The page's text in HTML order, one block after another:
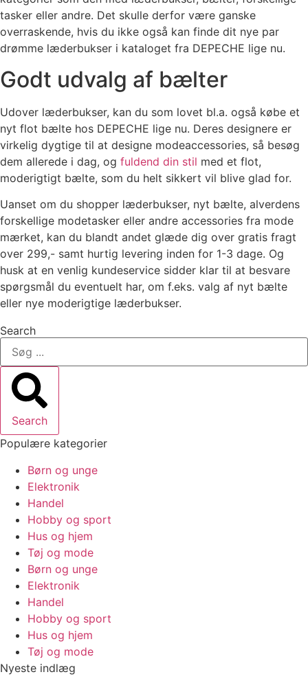
tasker eller andre. Det skulle derfor være ganske
overraskende, hvis du ikke også kan finde dit nye par
drømme læderbukser i kataloget fra DEPECHE lige nu.
Godt udvalg af bælter
Udover læderbukser, kan du som lovet bl.a. også købe et
nyt flot bælte hos DEPECHE lige nu. Deres designere er
virkelig dygtige til at designe modeaccessories, så besøg
dem allerede i dag, og fuldend din stil med et flot,
moderigtigt bælte, som du helt sikkert vil blive glad for.
Uanset om du shopper læderbukser, nyt bælte, alverdens
forskellige modetasker eller andre accessories fra mode
mærket, kan du blandt andet glæde dig over gratis fragt
over 299,- samt hurtig levering inden for 1-3 dage. Og
husk at en venlig kundeservice sidder klar til at besvare
spørgsmål du eventuelt har, om f.eks. valg af nyt bælte
eller nye moderigtige læderbukser.
Search
Search
Populære kategorier
Børn og unge
Elektronik
Handel
Hobby og sport
Hus og hjem
Tøj og mode
Børn og unge
Elektronik
Handel
Hobby og sport
Hus og hjem
Tøj og mode
Nyeste indlæg